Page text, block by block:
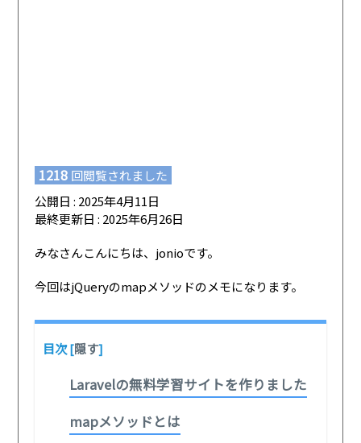
1218 回閲覧されました
公開日 : 2025年4月11日
最終更新日 : 2025年6月26日
みなさんこんにちは、jonioです。
今回はjQueryのmapメソッドのメモになります。
目次[隠す]
Laravelの無料学習サイトを作りました
mapメソッドとは